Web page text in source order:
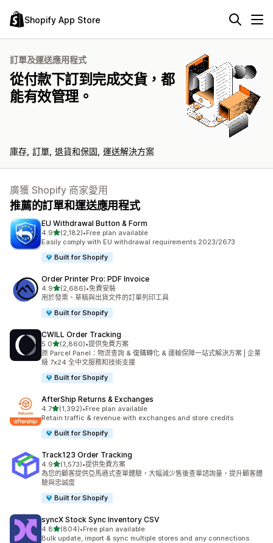
Shopify App Store
訂單及運送應用程式
從付款下訂到完成交貨，都
能有效管理。
庫存 訂單 退貨和保固 運送解決方案
廣獲 Shopify 商家愛用
推薦的訂單和運送應用程式
EU Withdrawal Button & Form
4.9滿分 5 顆星
(2,182)
共有 2182 則評價
•Free plan available
Easily comply with EU withdrawal requirements 2023/2673
Built for Shopify
Order Printer Pro: PDF Invoice
4.9滿分 5 顆星
(2,686)
共有 2686 則評價
•免費安裝
用於發票、草稿與出貨文件的訂單列印工具
Built for Shopify
CWILL Order Tracking
5.0滿分 5 顆星
(2,860)
共有 2860 則評價
•提供免費方案
原 Parcel Panel：物流查詢 & 復購轉化 & 運輸保障一站式解決方案 | 企業
級 7x24 全中文服務和技術支援
Built for Shopify
AfterShip Returns & Exchanges
4.7滿分 5 顆星
(1,392)
共有 1392 則評價
•Free plan available
Retain traffic & revenue with exchanges and store credits
Built for Shopify
Track123 Order Tracking
4.9滿分 5 顆星
(1,573)
共有 1573 則評價
•提供免費方案
為您的顧客提供亞馬遜式查單體驗，大幅減少售後查單諮詢量，提升顧客體
驗與忠誠度
Built for Shopify
syncX Stock Sync Inventory CSV
4.8滿分 5 顆星
(804)
共有 804 則評價
•Free plan available
Bulk update, import & sync multiple stores and any connections